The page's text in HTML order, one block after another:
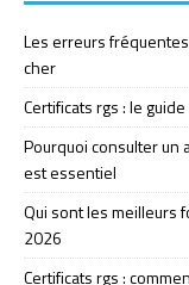
Les erreurs
cher
Certificats rgs : le
Pourquoi consulter un
est essentiel
Qui sont les meilleurs
2026
Certificats rgs :